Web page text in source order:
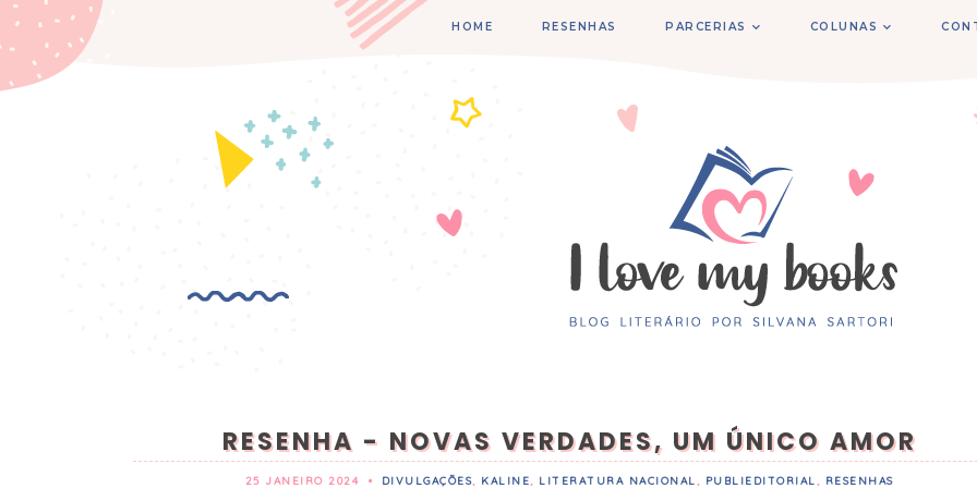
HOME RESENHAS PARCERIAS COLUNAS
RESENHA - NOVAS VERDADES, UM ÚNICO AMOR
25 JANEIRO 2024 • DIVULGAÇÕES KALINE LITERATURA NACIONAL PUBLIEDITORIAL RESENHAS